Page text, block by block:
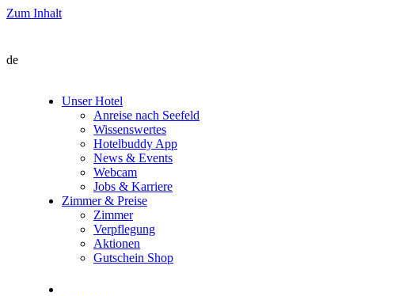
Zum Inhalt
de
Unser Hotel
Anreise nach Seefeld
Wissenswertes
Hotelbuddy App
News & Events
Webcam
Jobs & Karriere
Zimmer & Preise
Zimmer
Verpflegung
Aktionen
Gutschein Shop